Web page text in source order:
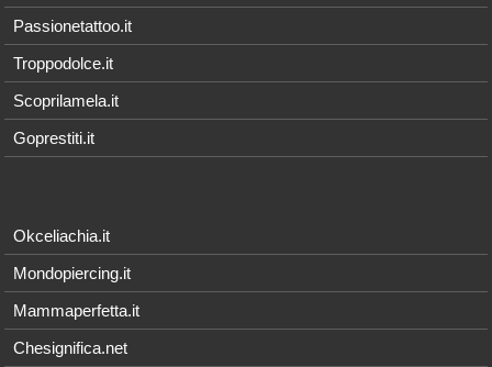
Passionetattoo.it
Troppodolce.it
Scoprilamela.it
Goprestiti.it
Okceliachia.it
Mondopiercing.it
Mammaperfetta.it
Chesignifica.net